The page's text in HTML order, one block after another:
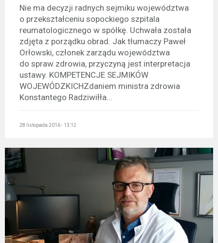
Nie ma decyzji radnych sejmiku województwa
o przekształceniu sopockiego szpitala
reumatologicznego w spółkę. Uchwała została
zdjęta z porządku obrad. Jak tłumaczy Paweł
Orłowski, członek zarządu województwa
do spraw zdrowia, przyczyną jest interpretacja
ustawy. KOMPETENCJE SEJMIKÓW
WOJEWÓDZKICHZdaniem ministra zdrowia
Konstantego Radziwiłła...
28 listopada 2016 - 13:12